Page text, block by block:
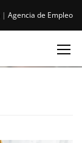
| Agencia de Empleo